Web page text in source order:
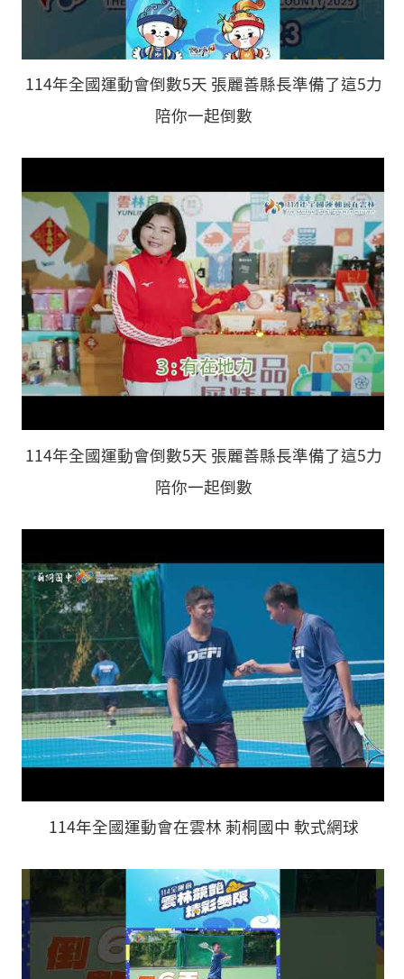
114年全國運動會倒數5天 張麗善縣長準備了這5力
陪你一起倒數
114年全國運動會倒數5天 張麗善縣長準備了這5力
陪你一起倒數
114年全國運動會在雲林 莿桐國中 軟式網球